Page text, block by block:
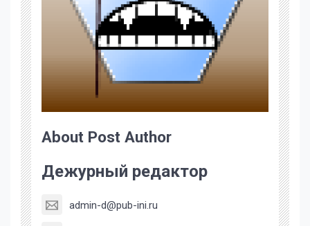
About Post Author
Дежурный редактор
admin-d@pub-ini.ru